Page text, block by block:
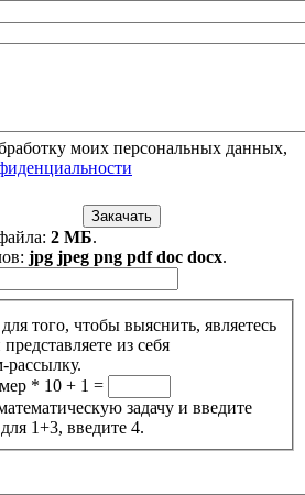
моих персональных данных,
2 МБ.
jpg jpeg png pdf doc docx.
того, чтобы выяснить, являетесь
из себя
рассылку.
* 10 + 1 =
задачу и введите
1+3, введите 4.